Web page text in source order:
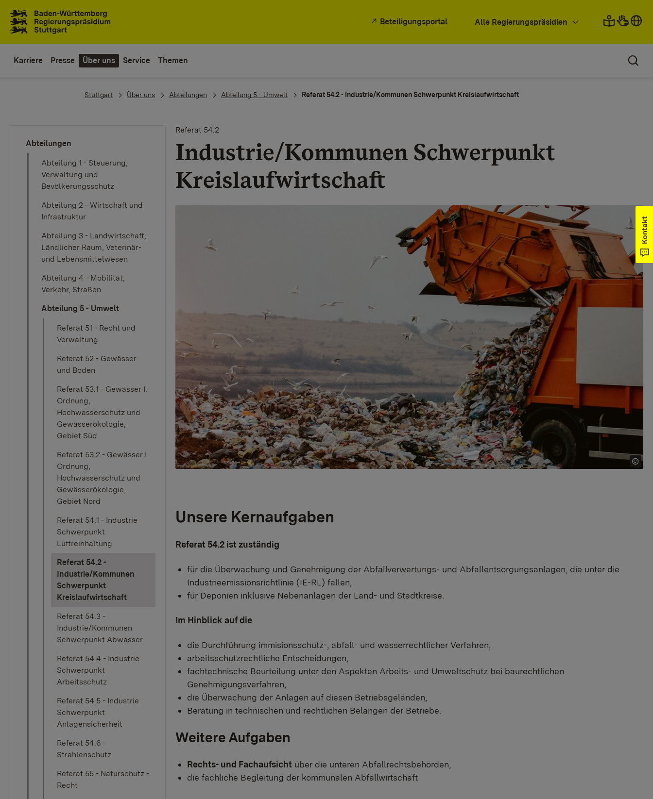
Beteiligungsportal Alle Regierungspräsidien
Karriere Presse Über uns Service Themen
You are here:
Stuttgart Über uns Abteilungen Abteilung 5 - Umwelt Referat 54.2 - Industrie/Kommunen Schwerpunkt Kreislaufwirtschaft
Abteilungen
Abteilung 1 - Steuerung,
Verwaltung und
Bevölkerungsschutz
Abteilung 2 - Wirtschaft und
Infrastruktur
Abteilung 3 - Landwirtschaft,
Ländlicher Raum, Veterinär-
und Lebensmittelwesen
Abteilung 4 - Mobilität,
Verkehr, Straßen
Abteilung 5 - Umwelt
Referat 51 - Recht und
Verwaltung
Referat 52 - Gewässer
und Boden
Referat 53.1 - Gewässer I.
Ordnung,
Hochwasserschutz und
Gewässerökologie,
Gebiet Süd
Referat 53.2 - Gewässer I.
Ordnung,
Hochwasserschutz und
Gewässerökologie,
Gebiet Nord
Referat 54.1 - Industrie
Schwerpunkt
Luftreinhaltung
Referat 54.2 -
Industrie/Kommunen
Schwerpunkt
Kreislaufwirtschaft(current)
Referat 54.3 -
Industrie/Kommunen
Schwerpunkt Abwasser
Referat 54.4 - Industrie
Schwerpunkt
Arbeitsschutz
Referat 54.5 - Industrie
Schwerpunkt
Anlagensicherheit
Referat 54.6 -
Strahlenschutz
Referat 55 - Naturschutz -
Recht
Referat 54.2
Industrie/Kommunen Schwerpunkt
Kreislaufwirtschaft
Unsere Kernaufgaben
Referat 54.2 ist zuständig
für die Überwachung und Genehmigung der Abfallverwertungs- und Abfallentsorgungsanlagen, die unter die
Industrieemissionsrichtlinie (IE-RL) fallen,
für Deponien inklusive Nebenanlagen der Land- und Stadtkreise.
Im Hinblick auf die
die Durchführung immisionsschutz-, abfall- und wasserrechtlicher Verfahren,
arbeitsschutzrechtliche Entscheidungen,
fachtechnische Beurteilung unter den Aspekten Arbeits- und Umweltschutz bei baurechtlichen
Genehmigungsverfahren,
die Überwachung der Anlagen auf diesen Betriebsgeländen,
Beratung in technischen und rechtlichen Belangen der Betriebe.
Weitere Aufgaben
Rechts- und Fachaufsicht über die unteren Abfallrechtsbehörden,
die fachliche Begleitung der kommunalen Abfallwirtschaft
Kontakt